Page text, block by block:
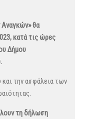
θα
κατά τις ώρες
Δήμου
και την ασφάλεια των
τη δήλωση